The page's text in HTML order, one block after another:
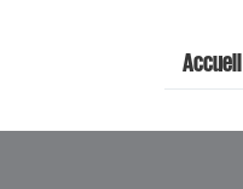
Accueil